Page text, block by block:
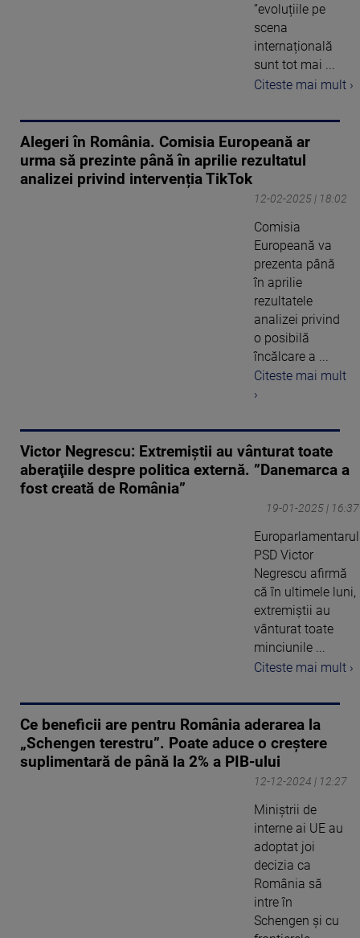
”evoluțiile pe
scena
internațională
sunt tot mai ...
Citeste mai mult ›
Alegeri în România. Comisia Europeană ar
urma să prezinte până în aprilie rezultatul
analizei privind intervenția TikTok
12-02-2025 | 18:02
Comisia
Europeană va
prezenta până
în aprilie
rezultatele
analizei privind
o posibilă
încălcare a ...
Citeste mai mult
›
Victor Negrescu: Extremiştii au vânturat toate
aberaţiile despre politica externă. ”Danemarca a
fost creată de România”
19-01-2025 | 16:37
Europarlamentarul
PSD Victor
Negrescu afirmă
că în ultimele luni,
extremiştii au
vânturat toate
minciunile ...
Citeste mai mult ›
Ce beneficii are pentru România aderarea la
„Schengen terestru”. Poate aduce o creștere
suplimentară de până la 2% a PIB-ului
12-12-2024 | 12:27
Miniştrii de
interne ai UE au
adoptat joi
decizia ca
România să
intre în
Schengen și cu